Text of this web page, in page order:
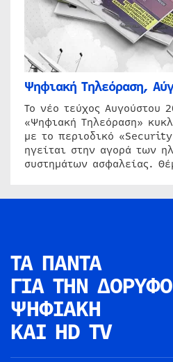
Ψηφιακή Τηλεόραση,
Το νέο τεύχος Αυγούστου
«Ψηφιακή Τηλεόραση»
με το περιοδικό
ηγείται στην αγορά των
συστημάτων ασφαλείας.
ΤΑ ΠΑΝΤΑ
ΓΙΑ ΤΗΝ
ΨΗΦΙΑΚΗ
ΚΑΙ HD TV